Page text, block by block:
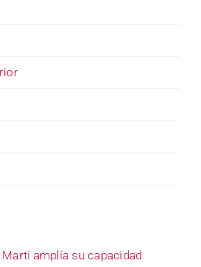
amplía su capacidad